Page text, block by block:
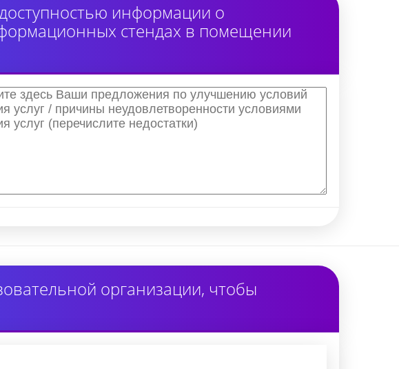
информации о
стендах в помещении
организации, чтобы